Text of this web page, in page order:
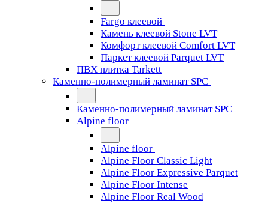
Fargo клеевой
Камень клеевой Stone LVT
Комфорт клеевой Comfort LVT
Паркет клеевой Parquet LVT
ПВХ плитка Tarkett
Каменно-полимерный ламинат SPC
Каменно-полимерный ламинат SPC
Alpine floor
Alpine floor
Alpine Floor Classic Light
Alpine Floor Expressive Parquet
Alpine Floor Intense
Alpine Floor Real Wood